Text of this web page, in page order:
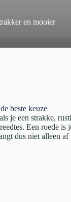
en mooier
beste keuze
je een strakke,
Een roede is
dus niet alleen